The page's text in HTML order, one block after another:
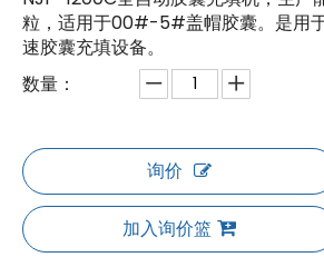
粒，适用于00#-5#盖帽胶囊。是用
速胶囊充填设备。
数量：
询价
加入询价篮